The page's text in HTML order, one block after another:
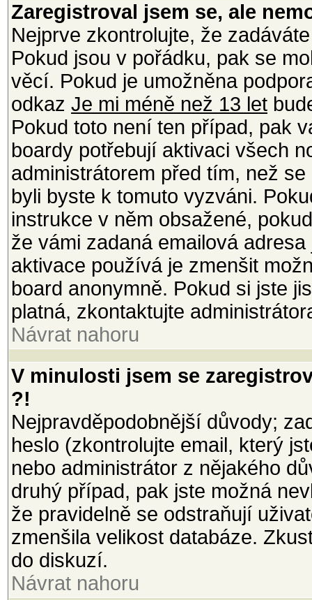
Zaregistroval jsem se, ale
Nejprve zkontrolujte, že
Pokud jsou v pořádku, pak se
věcí. Pokud je umožněna
odkaz Je mi méně než 13 let
Pokud toto není ten případ, pak
boardy potřebují aktivaci všech
administrátorem před tím, než
byli byste k tomuto vyzváni.
instrukce v něm obsažené,
že vámi zadaná emailová
aktivace používá je zmenšit
board anonymně. Pokud si jste
platná, zkontaktujte
Návrat nahoru
V minulosti jsem se
?!
Nejpravděpodobnější důvody;
heslo (zkontrolujte email, který
nebo administrátor z nějakého
druhý případ, pak jste možná
že pravidelně se odstraňují
zmenšila velikost databáze.
do diskuzí.
Návrat nahoru